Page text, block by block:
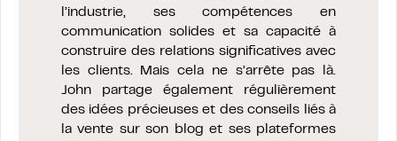
l’industrie, ses compétences en
communication solides et sa capacité à
construire des relations significatives avec
les clients. Mais cela ne s’arrête pas là.
John partage également régulièrement
des idées précieuses et des conseils liés à
la vente sur son blog et ses plateformes